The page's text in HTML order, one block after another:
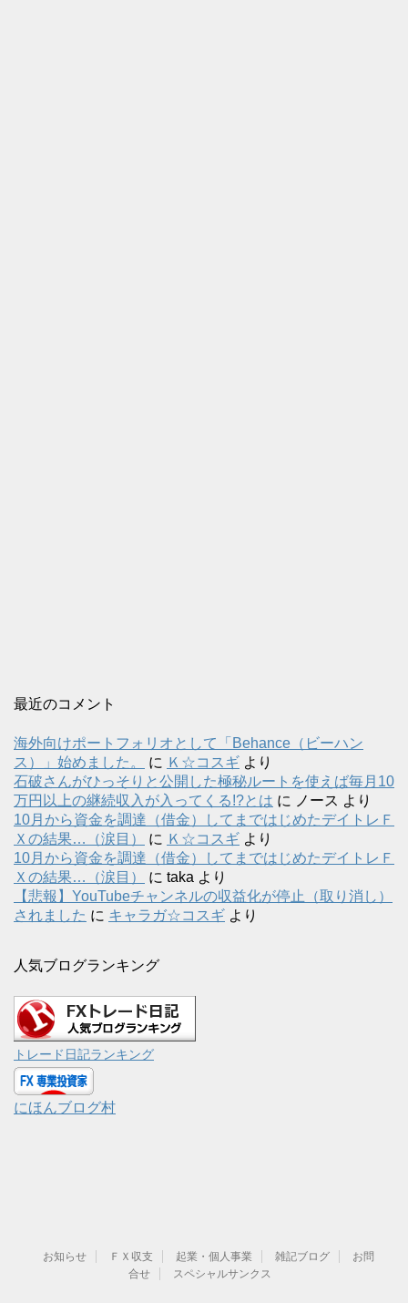
最近のコメント
海外向けポートフォリオとして「Behance（ビーハン
ス）」始めました。
に Ｋ☆コスギ より
石破さんがひっそりと公開した極秘ルートを使えば毎月10
万円以上の継続収入が入ってくる!?とは に ノース より
10月から資金を調達（借金）してまではじめたデイトレＦ
Ｘの結果…（涙目）
に Ｋ☆コスギ より
10月から資金を調達（借金）してまではじめたデイトレＦ
Ｘの結果…（涙目）
に taka より
【悲報】YouTubeチャンネルの収益化が停止（取り消し）
されました に キャラガ☆コスギ より
人気ブログランキング
トレード日記ランキング
にほんブログ村
お知らせ ＦＸ収支 起業・個人事業 雑記ブログ
お問
合せ
スペシャルサンクス